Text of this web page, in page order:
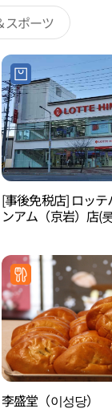
スポーツ
[事後免税店] ロッ
ンアム（京岩）店(
李盛堂（이성당）